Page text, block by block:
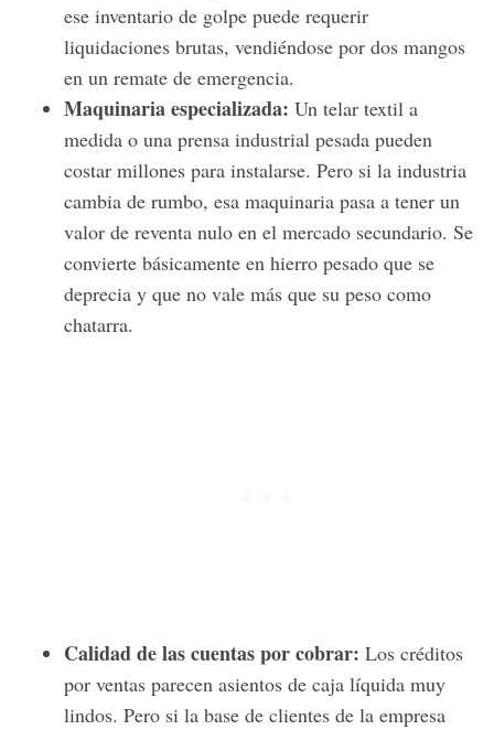
ese inventario de golpe puede requerir
liquidaciones brutas, vendiéndose por dos mangos
en un remate de emergencia.
Maquinaria especializada: Un telar textil a
medida o una prensa industrial pesada pueden
costar millones para instalarse. Pero si la industria
cambia de rumbo, esa maquinaria pasa a tener un
valor de reventa nulo en el mercado secundario. Se
convierte básicamente en hierro pesado que se
deprecia y que no vale más que su peso como
chatarra.
Calidad de las cuentas por cobrar: Los créditos
por ventas parecen asientos de caja líquida muy
lindos. Pero si la base de clientes de la empresa